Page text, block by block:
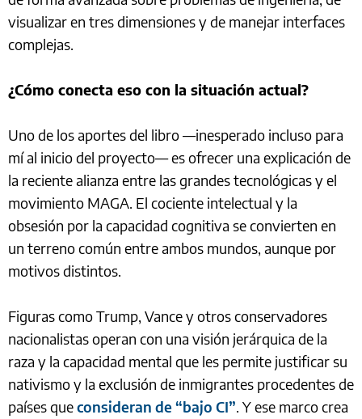
visualizar en tres dimensiones y de manejar interfaces
complejas.
¿Cómo conecta eso con la situación actual?
Uno de los aportes del libro —inesperado incluso para
mí al inicio del proyecto— es ofrecer una explicación de
la reciente alianza entre las grandes tecnológicas y el
movimiento MAGA. El cociente intelectual y la
obsesión por la capacidad cognitiva se convierten en
un terreno común entre ambos mundos, aunque por
motivos distintos.
Figuras como Trump, Vance y otros conservadores
nacionalistas operan con una visión jerárquica de la
raza y la capacidad mental que les permite justificar su
nativismo y la exclusión de inmigrantes procedentes de
países queconsideran de “bajo CI”. Y ese marco crea